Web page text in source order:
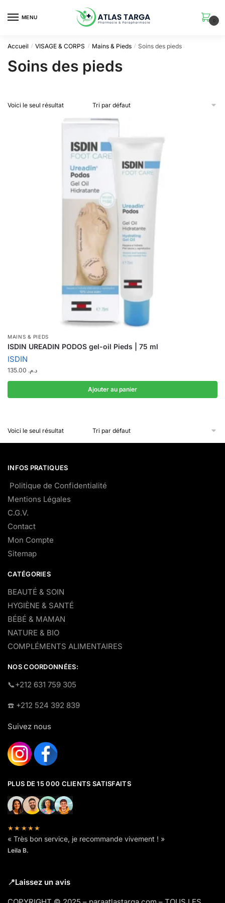
MENU
0
Accueil / VISAGE & CORPS / Mains & Pieds / Soins des pieds
Soins des pieds
Voici le seul résultat
MAINS & PIEDS
ISDIN UREADIN PODOS gel-oil Pieds | 75 ml
ISDIN
د.م.
Ajouter au panier
Voici le seul résultat
INFOS PRATIQUES
Politique de Confidentialité
Mentions Légales
C.G.V.
Contact
Mon Compte
Sitemap
CATÉGORIES
BEAUTÉ & SOIN
HYGIÈNE & SANTÉ
BÉBÉ & MAMAN
NATURE & BIO
COMPLÉMENTS ALIMENTAIRES
NOS COORDONNÉES:
​📞+212 631 759 305
☎️​ +212 524 392 839
Suivez nous
PLUS DE 15 000 CLIENTS SATISFAITS
★★★★★
« Très bon service, je recommande vivement ! »
Leila B.
📍Laissez un avis